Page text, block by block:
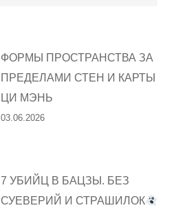
ФОРМЫ ПРОСТРАНСТВА ЗА
ПРЕДЕЛАМИ СТЕН И КАРТЫ
ЦИ МЭНЬ
03.06.2026
7 УБИЙЦ В БАЦЗЫ. БЕЗ
СУЕВЕРИЙ И СТРАШИЛОК